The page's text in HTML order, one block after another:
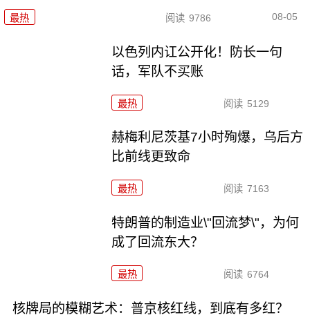
最热 阅读 9786 08-05
以色列内讧公开化！防长一句
话，军队不买账
最热 阅读 5129
赫梅利尼茨基7小时殉爆，乌后方
比前线更致命
最热 阅读 7163
特朗普的制造业\"回流梦\"，为何
成了回流东大？
最热 阅读 6764
核牌局的模糊艺术：普京核红线，到底有多红？